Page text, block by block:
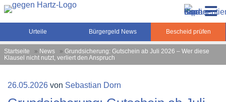
Zum
Inhalt
springen
Gegen-Hartz.de – Sozialrecht, Rente, Pflege und
Urteile, News und Ratgeber rund um das Sozialrecht,
Grundsicherung und Rente
Urteile Bürgergeld News Bescheid prüfen
Startseite » News » Grundsicherung: Gutschein ab Juli 2026 – Wer diese
Klausel nicht nutzt, verliert den Anspruch
Veröffentlicht
26.05.2026 von Sebastian Dorn